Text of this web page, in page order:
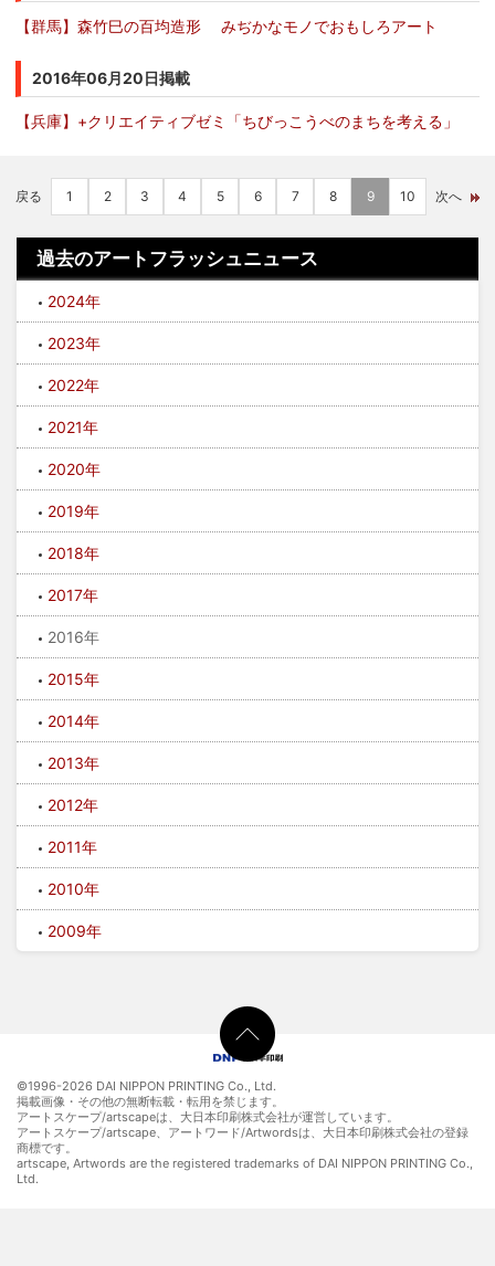
【群馬】森竹巳の百均造形 みぢかなモノでおもしろアート
2016年06月20日掲載
【兵庫】+クリエイティブゼミ「ちびっこうべのまちを考える」
戻る 1 2 3 4 5 6 7 8 9 10 次へ
過去のアートフラッシュニュース
2024年
2023年
2022年
2021年
2020年
2019年
2018年
2017年
2016年
2015年
2014年
2013年
2012年
2011年
2010年
2009年
©1996-2026 DAI NIPPON PRINTING Co., Ltd.
掲載画像・その他の無断転載・転用を禁じます。
アートスケープ/artscapeは、大日本印刷株式会社が運営しています。
アートスケープ/artscape、アートワード/Artwordsは、大日本印刷株式会社の登録
商標です。
artscape, Artwords are the registered trademarks of DAI NIPPON PRINTING Co.,
Ltd.